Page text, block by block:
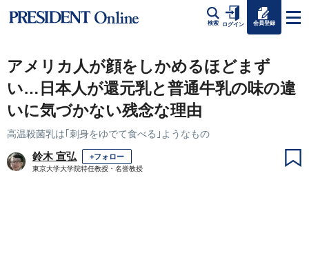
検索 ログイン 会員登録
アメリカ人が顔をしかめるほどまず
い…日本人が還元乳と普通牛乳の味の違
いに気づかない残念な理由
高温殺菌乳は｢刺身をゆでて食べる｣ようなもの
鈴木 宣弘 +フォロー
東京大学大学院特任教授・名誉教授